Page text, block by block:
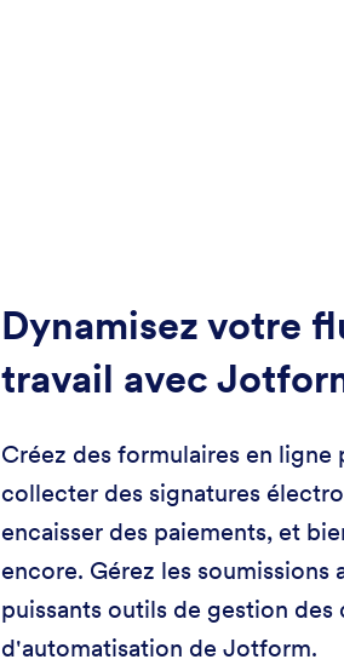
Dynamisez votre
travail avec
Créez des formulaires en ligne
collecter des signatures
encaisser des paiements, et
encore. Gérez les soumissions
puissants outils de gestion des
d'automatisation de Jotform.